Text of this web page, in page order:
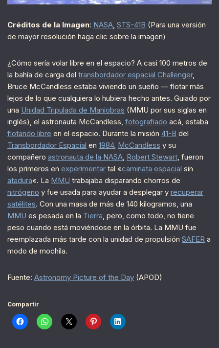
Créditos de la Imagen: NASA STS-41B (Para una versión
de mayor resolución haga clic sobre la imagen)
¿Cómo sería volar libre en el espacio? A casi 100 metros de
la bahía de carga del transbordador espacial Challenger,
Bruce McCandless estaba viviendo un sueño — flotar más
lejos de lo que cualquiera lo hubiera hecho antes. Guiado por
una Unidad Tripulada de Maniobras (MMU por sus siglas en
inglés), el astronauta McCandless, fotografiado acá, estaba
flotando libre en el espacio. Durante la misión 41-B del
Transbordador Espacial en 1984, McCandless y su
compañero astronauta de la NASA Robert Stewart , fueron
los primeros en experimentar tal «caminata espacial sin
atadura«. La MMU trabajaba disparando chorros de
nitrógeno y fue usada para ayudar a desplegar y recuperar
satélites. Con una masa de más de 140 kilogramos, una
MMU es pesada en la Tierra , pero, como todo, no tiene
peso cuando está moviéndose en la órbita. La MMU fue
reemplazada más tarde con la unidad de propulsión SAFER a
modo de mochila.
Fuente: Astronomy Picture of the Day (APOD)
Compartir